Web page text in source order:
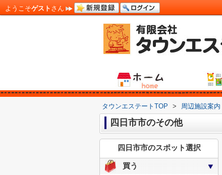
ようこそゲスト さん
タウンエステートTOP > 周辺施設案内
四日市市のその他
四日市市のスポット選択
買う